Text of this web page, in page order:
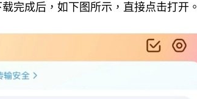
完成后，如下图所示，直接点击打开。